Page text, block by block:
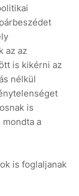
az az
is kikérni az
nélkül
is
a
is foglaljanak